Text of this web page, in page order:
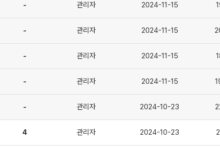
- 공지사항 [2023.11.20]단국대병원-혁신형 미래의료연구
관리자 2024-11-15
- 공지사항 [2023.10.24]단국대병원-혁신형 미래의료연
관리자 2024-11-15
- 공지사항 [2023.09.19]단국대병원-혁신형 미래의료연
관리자 2024-11-15
- 공지사항 [2023.08.30]단국대병원-혁신형 미래의료연
관리자 2024-11-15
- 공지사항 단국대병원-혁신형 미래의료연구센터 공지사항
관리자 2024-10-23
4 단국대병원-혁신형 미래의료연구센터 공지사항
관리자 2024-10-23